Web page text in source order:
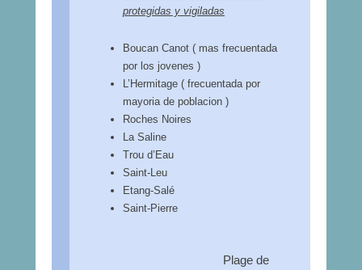
protegidas y vigiladas
Boucan Canot ( mas frecuentada
por los jovenes )
L’Hermitage ( frecuentada por
mayoria de poblacion )
Roches Noires
La Saline
Trou d’Eau
Saint-Leu
Etang-Salé
Saint-Pierre
Plage de